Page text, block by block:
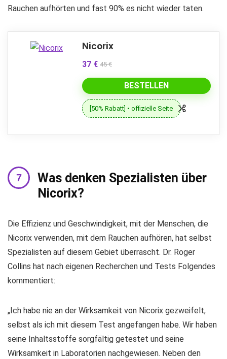
Rauchen aufhörten und fast 90% es nicht wieder taten.
Nicorix
37 € 45 €
BESTELLEN
[50% Rabatt] • offizielle Seite
Was denken Spezialisten über
Nicorix?
Die Effizienz und Geschwindigkeit, mit der Menschen, die
Nicorix verwenden, mit dem Rauchen aufhören, hat selbst
Spezialisten auf diesem Gebiet überrascht. Dr. Roger
Collins hat nach eigenen Recherchen und Tests Folgendes
kommentiert:
„Ich habe nie an der Wirksamkeit von Nicorix gezweifelt,
selbst als ich mit diesem Test angefangen habe. Wir haben
seine Inhaltsstoffe sorgfältig getestet und seine
Wirksamkeit in Laboratorien nachgewiesen. Neben den